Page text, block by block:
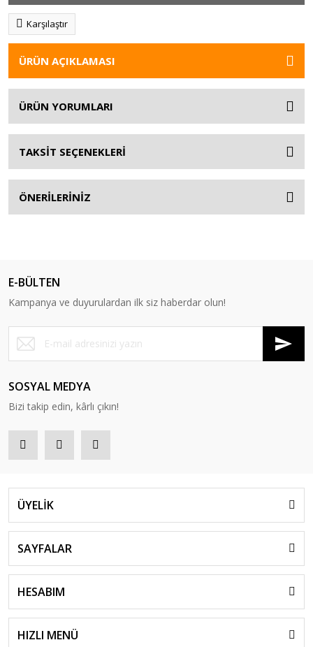
Karşılaştır
ÜRÜN AÇIKLAMASI
ÜRÜN YORUMLARI
TAKSİT SEÇENEKLERİ
ÖNERİLERİNİZ
E-BÜLTEN
Kampanya ve duyurulardan ilk siz haberdar olun!
SOSYAL MEDYA
Bizi takip edin, kârlı çıkın!
ÜYELİK
SAYFALAR
HESABIM
HIZLI MENÜ